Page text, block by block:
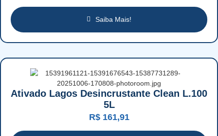
Saiba Mais!
Ativado Lagos Desincrustante Clean L.100
5L
R$161,91